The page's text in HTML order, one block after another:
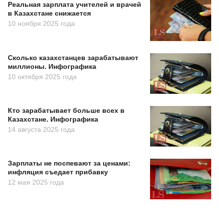
Реальная зарплата учителей и врачей
в Казахстане снижается
10 ноября 2025 года
Сколько казахстанцев зарабатывают
миллионы. Инфографика
10 октября 2025 года
Кто зарабатывает больше всех в
Казахстане. Инфографика
14 августа 2025 года
Зарплаты не поспевают за ценами:
инфляция съедает прибавку
12 мая 2025 года